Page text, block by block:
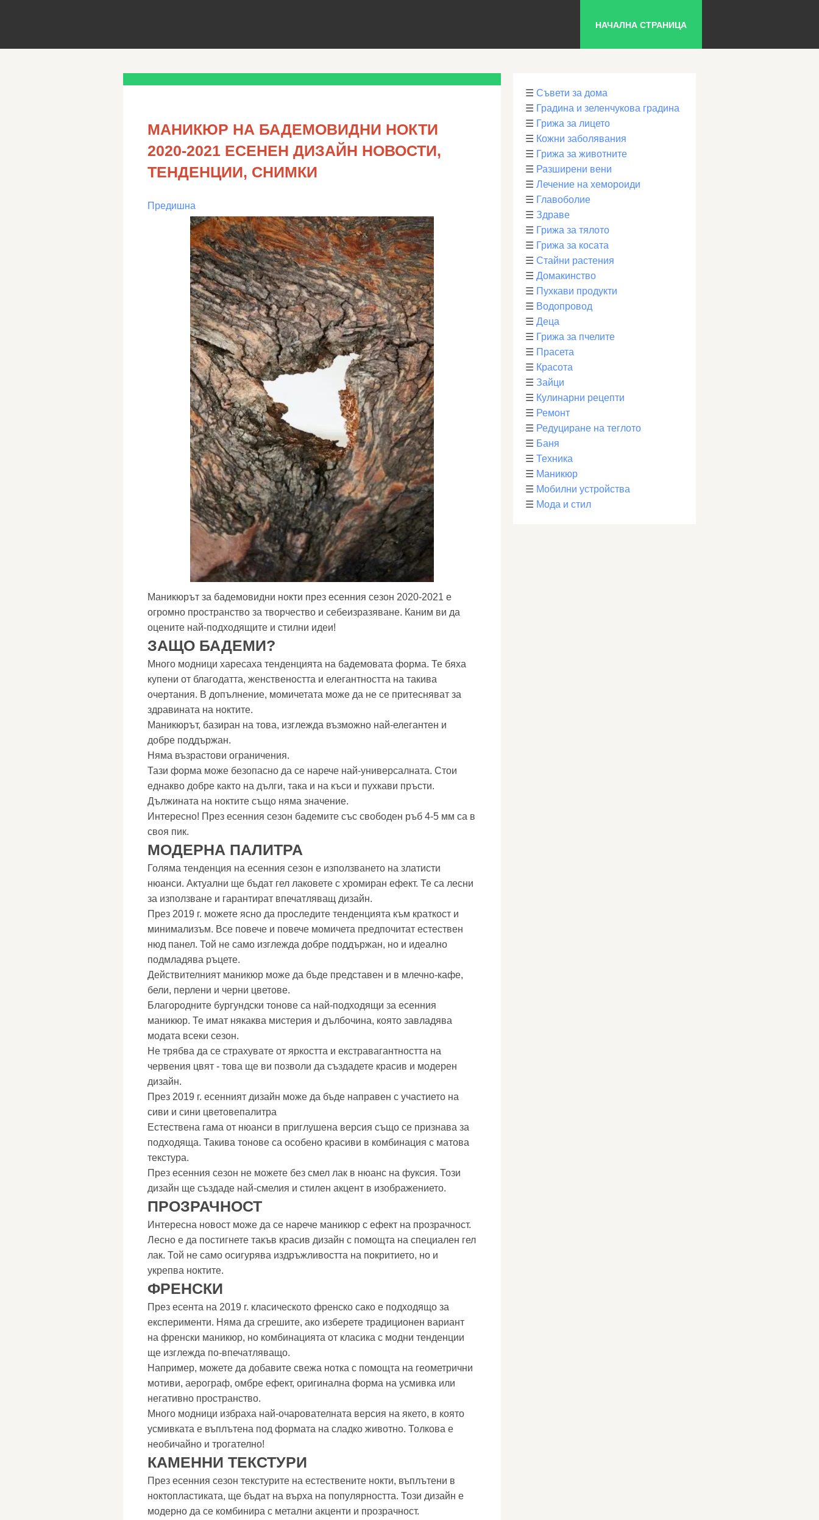
НАЧАЛНА СТРАНИЦА
МАНИКЮР НА БАДЕМОВИДНИ НОКТИ
2020-2021 ЕСЕНЕН ДИЗАЙН НОВОСТИ,
ТЕНДЕНЦИИ, СНИМКИ
Предишна
Маникюрът за бадемовидни нокти през есенния сезон 2020-2021 е
огромно пространство за творчество и себеизразяване. Каним ви да
оцените най-подходящите и стилни идеи!
ЗАЩО БАДЕМИ?
Много модници харесаха тенденцията на бадемовата форма. Те бяха
купени от благодатта, женствеността и елегантността на такива
очертания. В допълнение, момичетата може да не се притесняват за
здравината на ноктите.
Маникюрът, базиран на това, изглежда възможно най-елегантен и
добре поддържан.
Няма възрастови ограничения.
Тази форма може безопасно да се нарече най-универсалната. Стои
еднакво добре както на дълги, така и на къси и пухкави пръсти.
Дължината на ноктите също няма значение.
Интересно! През есенния сезон бадемите със свободен ръб 4-5 мм са в
своя пик.
МОДЕРНА ПАЛИТРА
Голяма тенденция на есенния сезон е използването на златисти
нюанси. Актуални ще бъдат гел лаковете с хромиран ефект. Те са лесни
за използване и гарантират впечатляващ дизайн.
През 2019 г. можете ясно да проследите тенденцията към краткост и
минимализъм. Все повече и повече момичета предпочитат естествен
нюд панел. Той не само изглежда добре поддържан, но и идеално
подмладява ръцете.
Действителният маникюр може да бъде представен и в млечно-кафе,
бели, перлени и черни цветове.
Благородните бургундски тонове са най-подходящи за есенния
маникюр. Те имат някаква мистерия и дълбочина, която завладява
модата всеки сезон.
Не трябва да се страхувате от яркостта и екстравагантността на
червения цвят - това ще ви позволи да създадете красив и модерен
дизайн.
През 2019 г. есенният дизайн може да бъде направен с участието на
сиви и сини цветовепалитра
Естествена гама от нюанси в приглушена версия също се признава за
подходяща. Такива тонове са особено красиви в комбинация с матова
текстура.
През есенния сезон не можете без смел лак в нюанс на фуксия. Този
дизайн ще създаде най-смелия и стилен акцент в изображението.
ПРОЗРАЧНОСТ
Интересна новост може да се нарече маникюр с ефект на прозрачност.
Лесно е да постигнете такъв красив дизайн с помощта на специален гел
лак. Той не само осигурява издръжливостта на покритието, но и
укрепва ноктите.
ФРЕНСКИ
През есента на 2019 г. класическото френско сако е подходящо за
експерименти. Няма да сгрешите, ако изберете традиционен вариант
на френски маникюр, но комбинацията от класика с модни тенденции
ще изглежда по-впечатляващо.
Например, можете да добавите свежа нотка с помощта на геометрични
мотиви, аерограф, омбре ефект, оригинална форма на усмивка или
негативно пространство.
Много модници избраха най-очарователната версия на якето, в която
усмивката е въплътена под формата на сладко животно. Толкова е
необичайно и трогателно!
КАМЕННИ ТЕКСТУРИ
През есенния сезон текстурите на естествените нокти, въплътени в
ноктопластиката, ще бъдат на върха на популярността. Този дизайн е
модерно да се комбинира с метални акценти и прозрачност.
☰ Съвети за дома
☰ Градина и зеленчукова градина
☰ Грижа за лицето
☰ Кожни заболявания
☰ Грижа за животните
☰ Разширени вени
☰ Лечение на хемороиди
☰ Главоболие
☰ Здраве
☰ Грижа за тялото
☰ Грижа за косата
☰ Стайни растения
☰ Домакинство
☰ Пухкави продукти
☰ Водопровод
☰ Деца
☰ Грижа за пчелите
☰ Прасета
☰ Красота
☰ Зайци
☰ Кулинарни рецепти
☰ Ремонт
☰ Редуциране на теглото
☰ Баня
☰ Техника
☰ Маникюр
☰ Мобилни устройства
☰ Мода и стил